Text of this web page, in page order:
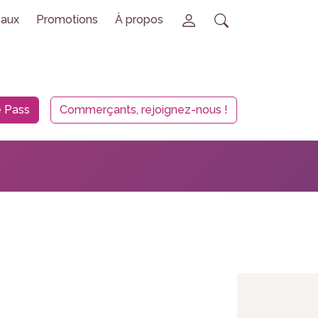
Promotions À propos
Pass Commerçants, rejoignez-nous !